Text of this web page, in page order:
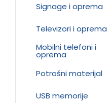
Signage i oprema
Televizori i oprema
Mobilni telefoni i
oprema
Potrošni materijal
USB memorije